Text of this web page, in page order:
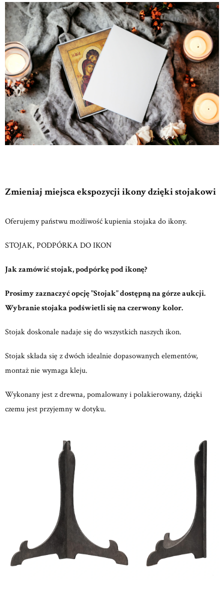
Zmieniaj miejsca ekspozycji ikony dzięki stojakowi
Oferujemy państwu możliwość kupienia stojaka do ikony.
STOJAK, PODPÓRKA DO IKON
Jak zamówić stojak, podpórkę pod ikonę?
Prosimy zaznaczyć opcję "Stojak" dostępną na górze aukcji.
Wybranie stojaka podświetli się na czerwony kolor.
Stojak doskonale nadaje się do wszystkich naszych ikon.
Stojak składa się z dwóch idealnie dopasowanych elementów,
montaż nie wymaga kleju.
Wykonany jest z drewna, pomalowany i polakierowany, dzięki
czemu jest przyjemny w dotyku.